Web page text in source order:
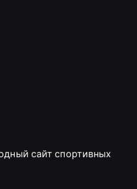
сайт спортивных